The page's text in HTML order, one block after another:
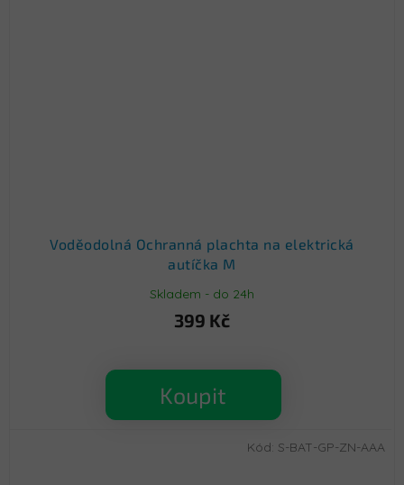
Voděodolná Ochranná plachta na elektrická
autíčka M
Skladem - do 24h
399 Kč
Koupit
Kód: S-BAT-GP-ZN-AAA